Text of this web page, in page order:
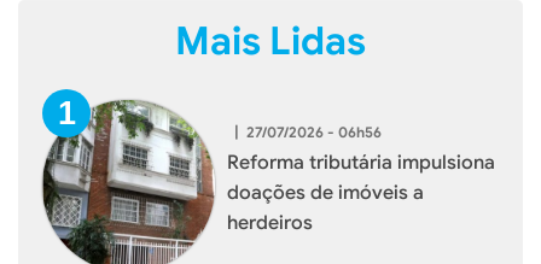
Mais Lidas
| 27/07/2026 - 06h56
Reforma tributária impulsiona
doações de imóveis a
herdeiros